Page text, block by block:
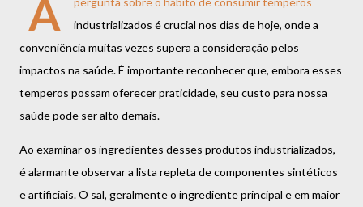
A
industrializados é crucial nos dias de hoje, onde a
conveniência muitas vezes supera a consideração pelos
impactos na saúde. É importante reconhecer que, embora esses
temperos possam oferecer praticidade, seu custo para nossa
saúde pode ser alto demais.
Ao examinar os ingredientes desses produtos industrializados,
é alarmante observar a lista repleta de componentes sintéticos
e artificiais. O sal, geralmente o ingrediente principal e em maior